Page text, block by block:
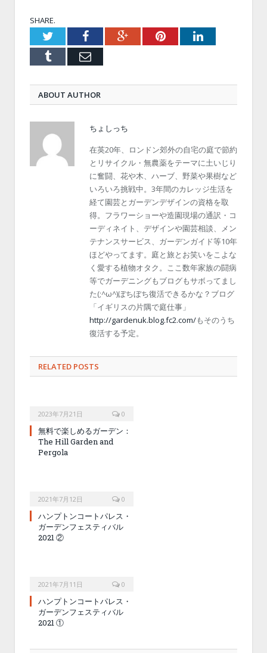
SHARE.
TwitterFacebookGoogle+PinterestLinkedIn
Tumblr Email
ABOUT AUTHOR
ちょしっち
在英20年、ロンドン郊外の自宅の庭で節約
とリサイクル・無農薬をテーマに土いじり
に奮闘、花や木、ハーブ、野菜や果樹など
いろいろ挑戦中。3年間のカレッジ生活を
経て園芸とガーデンデザインの資格を取
得。フラワーショーや造園現場の通訳・コ
ーディネイト、デザインや園芸相談、メン
テナンスサービス、ガーデンガイド等10年
ほどやってます。庭と旅とお笑いをこよな
く愛する植物オタク。ここ数年家族の闘病
等でガーデニングもブログもサボってまし
た(;^ω^)ぼちぼち復活できるかな？ブログ
「イギリスの片隅で庭仕事」
http://gardenuk.blog.fc2.com/もそのうち
復活する予定。
RELATED POSTS
2023年7月21日 0
無料で楽しめるガーデン：
The Hill Garden and
Pergola
2021年7月12日 0
ハンプトンコートパレス・
ガーデンフェスティバル
2021 ②
2021年7月11日 0
ハンプトンコートパレス・
ガーデンフェスティバル
2021 ①